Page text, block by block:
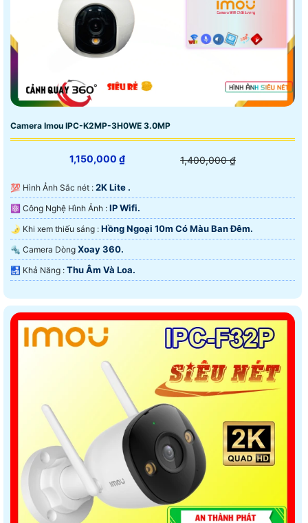
Camera Imou IPC-K2MP-3H0WE 3.0MP
1,150,000 ₫ 1,400,000 ₫
💯 Hình Ảnh Sắc nét : 2K Lite .
⚛️ Công Nghệ Hình Ảnh : IP Wifi.
🌛 Khi xem thiếu sáng : Hồng Ngoại 10m Có Màu Ban Ðêm.
🔩 Camera Dòng Xoay 360.
️🛃 Khả Năng : Thu Âm Và Loa.